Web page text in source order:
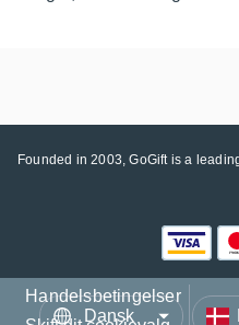
Founded in 2003, GoGift is a
Handelsbetingelser
Sprog Land/